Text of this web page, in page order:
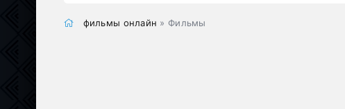
фильмы онлайн » Фильмы